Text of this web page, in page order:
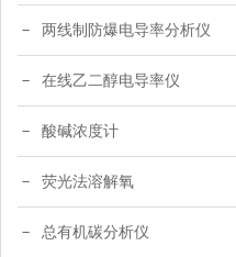
两线制防爆电导率分析仪
在线乙二醇电导率仪
酸碱浓度计
荧光法溶解氧
总有机碳分析仪